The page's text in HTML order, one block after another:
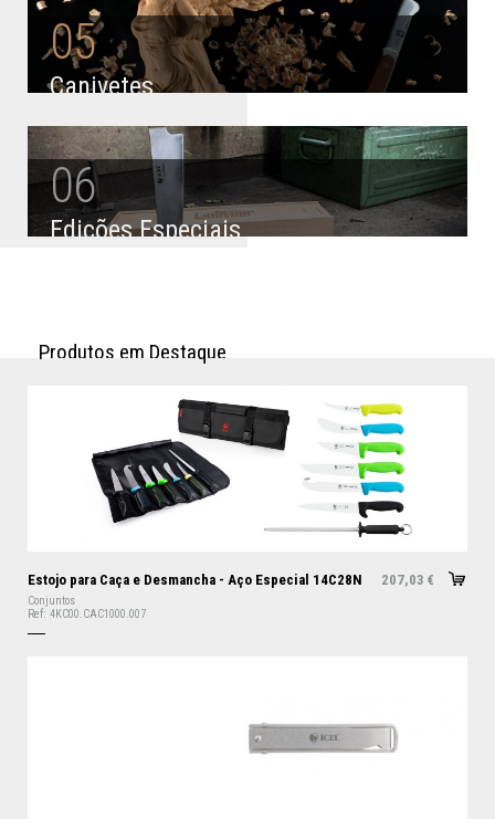
05
Canivetes
06
Edições Especiais
Produtos em Destaque
Estojo para Caça e Desmancha - Aço Especial 14C28N 207,03 €
Conjuntos
Ref: 4KC00.CAC1000.007